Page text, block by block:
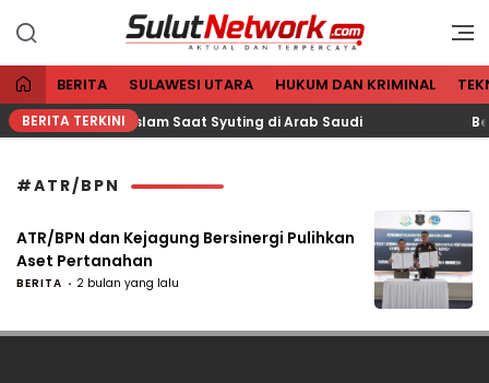
Sulut Network
Aktual dan Terpercaya
BERITA SULAWESI UTARA HUKUM DAN KRIMINAL
BERITA TERKINIMasuk Islam Saat Syuting di Arab Saudi
#ATR/BPN
ATR/BPN dan Kejagung Bersinergi Pulihkan
Aset Pertanahan
BERITA 2 bulan yang lalu